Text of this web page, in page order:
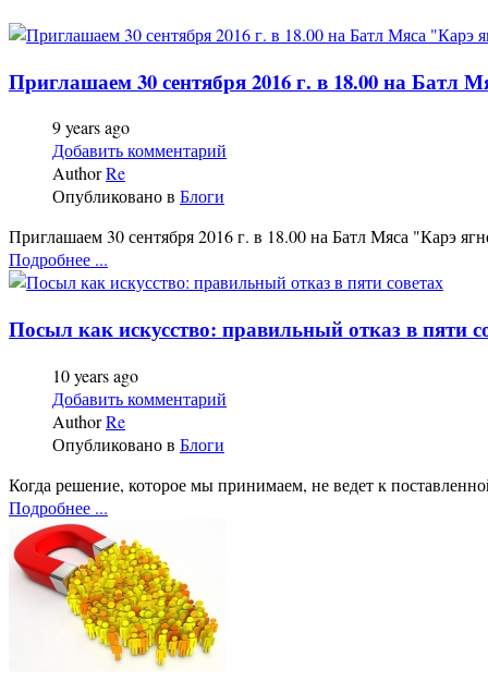
Приглашаем 30 сентября 2016 г. в 18.00 на
9 years ago
Добавить комментарий
AuthorRe
Опубликовано в Блоги
Приглашаем 30 сентября 2016 г. в 18.00 на Батл Мяса "Карэ
Подробнее ...
Посыл как искусство: правильный отказ в пяти
10 years ago
Добавить комментарий
AuthorRe
Опубликовано в Блоги
Когда решение, которое мы принимаем, не ведет к
Подробнее ...